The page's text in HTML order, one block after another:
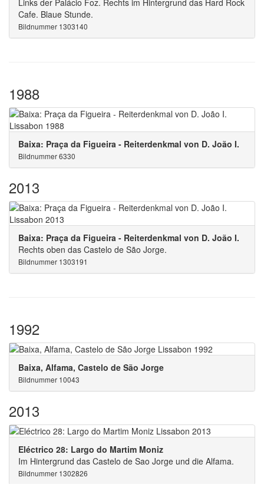
Links der Palácio Foz. Rechts im Hintergrund das Hard Rock
Cafe. Blaue Stunde.
Bildnummer 1303140
1988
Baixa: Praça da Figueira - Reiterdenkmal von D. João I.
Bildnummer 6330
2013
Baixa: Praça da Figueira - Reiterdenkmal von D. João I.
Rechts oben das Castelo de São Jorge.
Bildnummer 1303191
1992
Baixa, Alfama, Castelo de São Jorge
Bildnummer 10043
2013
Eléctrico 28: Largo do Martim Moniz
Im Hintergrund das Castelo de Sao Jorge und die Alfama.
Bildnummer 1302826